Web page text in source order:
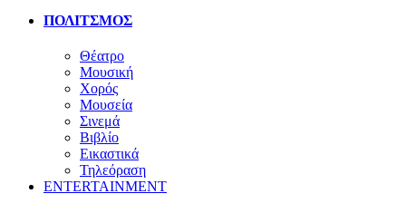
ΠΟΛΙΤΣΜΟΣ
Θέατρο
Μουσική
Χορός
Μουσεία
Σινεμά
Βιβλίο
Εικαστικά
Τηλεόραση
ENTERTAINMENT